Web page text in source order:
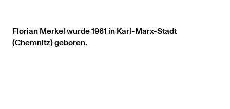
Florian Merkel wurde 1961 in Karl-Marx-Stadt
(Chemnitz) geboren.